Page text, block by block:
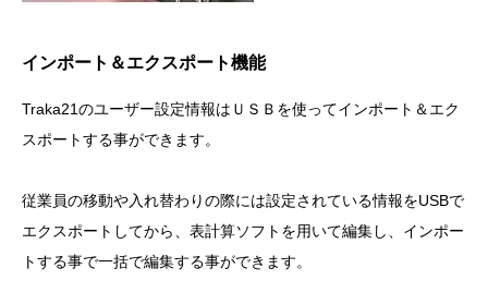
インポート＆エクスポート機能
Traka21のユーザー設定情報はＵＳＢを使ってインポート＆エク
スポートする事ができます。
従業員の移動や入れ替わりの際には設定されている情報をUSBで
エクスポートしてから、表計算ソフトを用いて編集し、インポー
トする事で一括で編集する事ができます。